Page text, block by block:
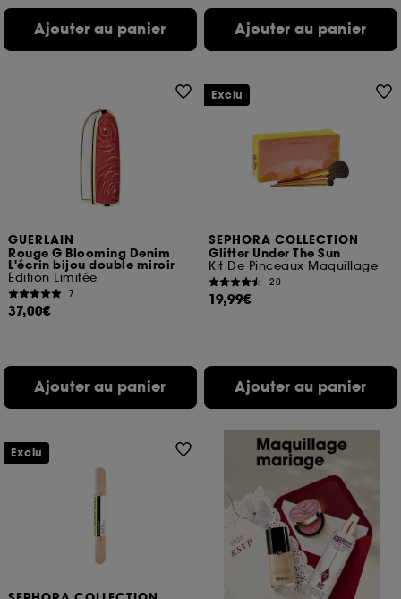
Ajouter au panier Ajouter au panier
GUERLAIN
Rouge G Blooming Denim
L'écrin bijou double miroir
Édition Limitée
7
37,00€
Ajouter au panier
SEPHORA COLLECTION
Glitter Under The Sun
Kit De Pinceaux Maquillage
20
19,99€
Ajouter au panier
Exclu
Exclu